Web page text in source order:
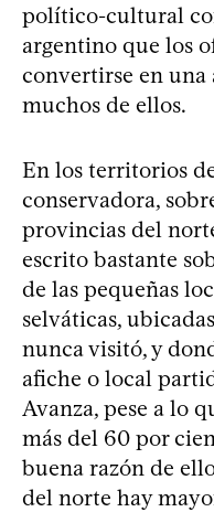
político-cultural
argentino que los
convertirse en una
muchos de ellos.
En los territorios
conservadora,
provincias del
escrito bastante
de las pequeñas
selváticas,
nunca visitó, y
afiche o local
Avanza, pese a lo
más del 60 por
buena razón de
del norte hay